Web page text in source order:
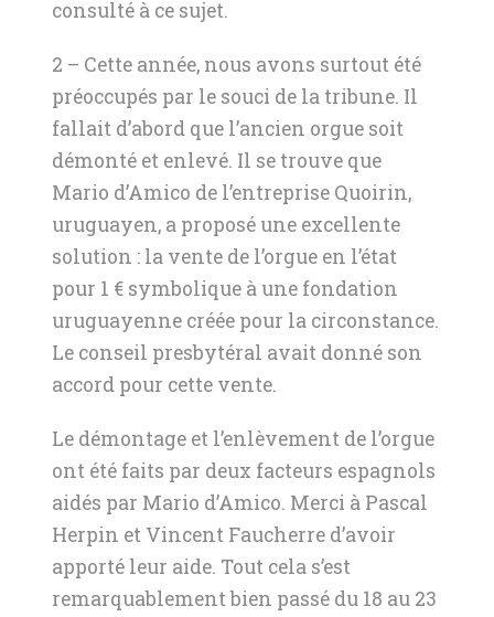
consulté à ce sujet.
2 – Cette année, nous avons surtout été
préoccupés par le souci de la tribune. Il
fallait d’abord que l’ancien orgue soit
démonté et enlevé. Il se trouve que
Mario d’Amico de l’entreprise Quoirin,
uruguayen, a proposé une excellente
solution : la vente de l’orgue en l’état
pour 1 € symbolique à une fondation
uruguayenne créée pour la circonstance.
Le conseil presbytéral avait donné son
accord pour cette vente.
Le démontage et l’enlèvement de l’orgue
ont été faits par deux facteurs espagnols
aidés par Mario d’Amico. Merci à Pascal
Herpin et Vincent Faucherre d’avoir
apporté leur aide. Tout cela s’est
remarquablement bien passé du 18 au 23